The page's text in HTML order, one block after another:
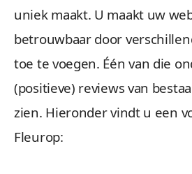
uniek maakt. U maakt uw
betrouwbaar door
toe te voegen. Één van die
(positieve) reviews van
zien. Hieronder vindt u een
Fleurop: